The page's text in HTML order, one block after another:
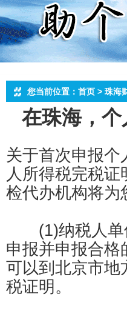
您当前位置：首页 > 珠海
在珠海，
关于首次申报
人所得税完税
检代办机构将为
(1)纳税人单
申报并申报合格
可以到北京市地
税证明。